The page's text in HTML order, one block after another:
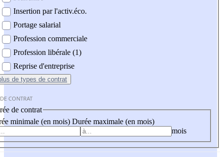
Insertion par l'activ.éco.
Portage salarial
Profession commerciale
Profession libérale (1)
Reprise d'entreprise
de types de contrat
CONTRAT
de contrat
minimale (en mois) Durée maximale (en mois)
mois